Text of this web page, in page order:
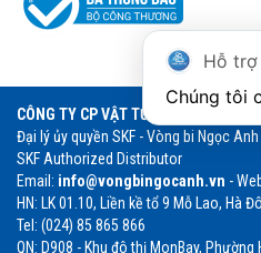
CÔNG TY CP VẬT TƯ THƯƠNG MẠI
Đại lý ủy quyền SKF - Vòng bi Ngọc
SKF Authorized Distributor
Email: info@vongbingocanh.vn -
HN: LK 01.10, Liền kề tổ 9 Mỗ Lao, Hà
Tel: (024) 85 865 866
QN: D908 - Khu đô thị MonBay, Phường
Hỗ trợ
Chúng tôi